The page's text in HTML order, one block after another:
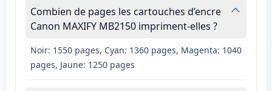
Combien de pages les cartouches d’encre
Canon MAXIFY MB2150 impriment-elles ?
Noir: 1550 pages, Cyan: 1360 pages, Magenta: 1040
pages, Jaune: 1250 pages